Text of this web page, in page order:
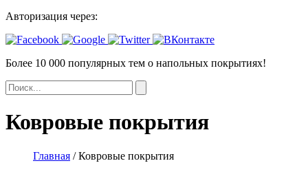
Авторизация через:
Более 10 000 популярных тем о напольных покрытиях!
Ковровые покрытия
Главная / Ковровые покрытия